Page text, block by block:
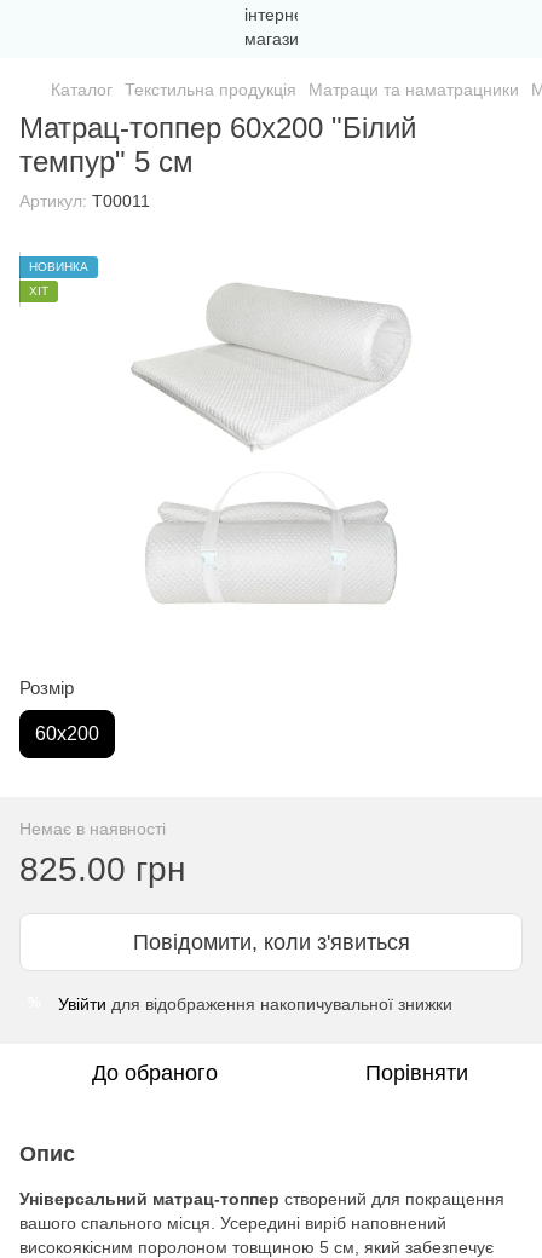
Каталог Текстильна продукція Матраци та наматрацники
Матрац-топпер 60х200 "Білий
темпур" 5 см
Артикул: T00011
НОВИНКА
ХІТ
Розмір
60х200
Немає в наявності
825.00 грн
Повідомити, коли з'явиться
Увійти для відображення накопичувальної знижки
До обраного Порівняти
Опис
Універсальний матрац-топпер створений для покращення
вашого спального місця. Усередині виріб наповнений
високоякісним поролоном товщиною 5 см, який забезпечує